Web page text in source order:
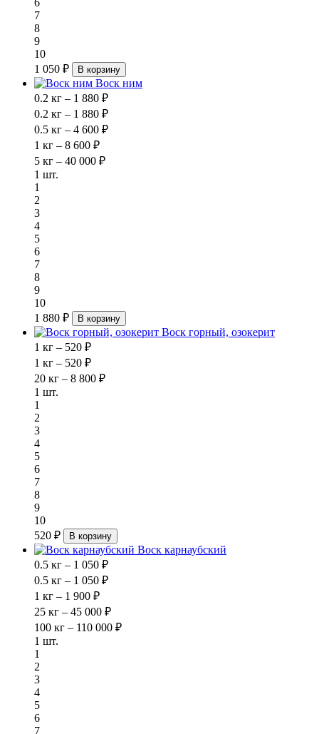
6
7
8
9
10
1 050 ₽
В корзину
Воск ним
0.2 кг – 1 880 ₽
0.2 кг – 1 880 ₽
0.5 кг – 4 600 ₽
1 кг – 8 600 ₽
5 кг – 40 000 ₽
1 шт.
1
2
3
4
5
6
7
8
9
10
1 880 ₽
В корзину
Воск горный, озокерит
1 кг – 520 ₽
1 кг – 520 ₽
20 кг – 8 800 ₽
1 шт.
1
2
3
4
5
6
7
8
9
10
520 ₽
В корзину
Воск карнаубский
0.5 кг – 1 050 ₽
0.5 кг – 1 050 ₽
1 кг – 1 900 ₽
25 кг – 45 000 ₽
100 кг – 110 000 ₽
1 шт.
1
2
3
4
5
6
7